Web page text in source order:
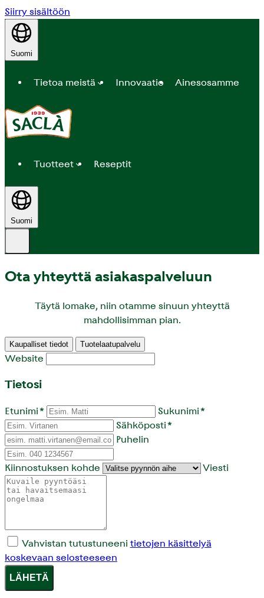
Siirry sisältöön
Suomi
Tietoa meistä Innovaatio Ainesosamme
Tuotteet Reseptit
Suomi
Ota yhteyttä asiakaspalveluun
Täytä lomake, niin otamme sinuun yhteyttä
mahdollisimman pian.
Kaupalliset tiedot Tuotelaatupalvelu
Website
Tietosi
Etunimi* Sukunimi*
Sähköposti*
Puhelin
Kiinnostuksen kohde Viesti
Vahvistan tutustuneeni tietojen käsittelyä
koskevaan selosteeseen